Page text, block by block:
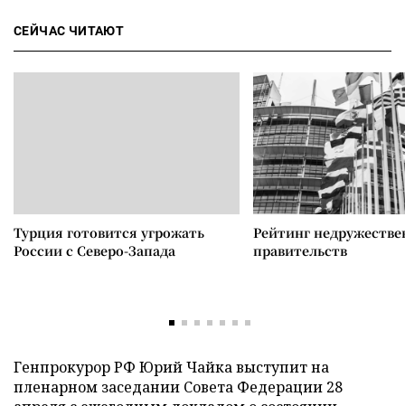
СЕЙЧАС ЧИТАЮТ
Турция готовится угрожать
России с Северо-Запада
Рейтинг
правительств
Генпрокурор РФ Юрий Чайка выступит на
пленарном заседании Совета Федерации 28